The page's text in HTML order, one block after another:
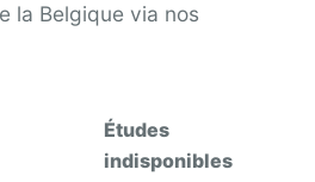
la Belgique via nos
Études
indisponibles